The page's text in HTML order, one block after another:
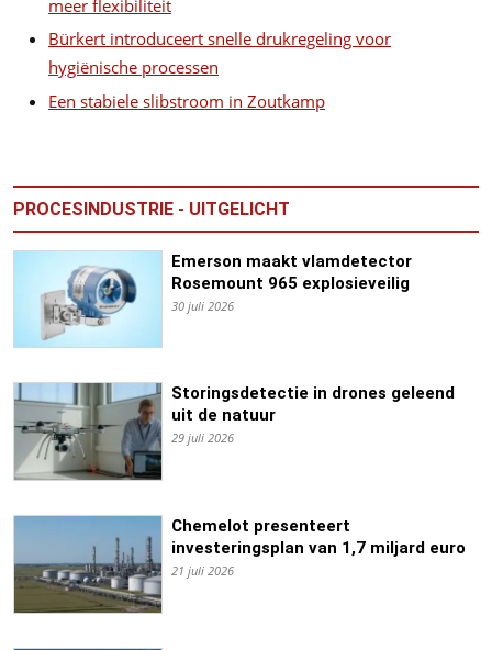
meer flexibiliteit
Bürkert introduceert snelle drukregeling voor
hygiënische processen
Een stabiele slibstroom in Zoutkamp
PROCESINDUSTRIE - UITGELICHT
Emerson maakt vlamdetector
Rosemount 965 explosieveilig
30 juli 2026
Storingsdetectie in drones geleend
uit de natuur
29 juli 2026
Chemelot presenteert
investeringsplan van 1,7 miljard euro
21 juli 2026